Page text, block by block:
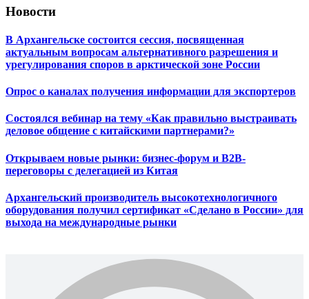
Новости
В Архангельске состоится сессия, посвященная
актуальным вопросам альтернативного разрешения и
урегулирования споров в арктической зоне России
Опрос о каналах получения информации для экспортеров
Состоялся вебинар на тему «Как правильно выстраивать
деловое общение с китайскими партнерами?»
Открываем новые рынки: бизнес-форум и B2B-
переговоры с делегацией из Китая
Архангельский производитель высокотехнологичного
оборудования получил сертификат «Сделано в России» для
выхода на международные рынки